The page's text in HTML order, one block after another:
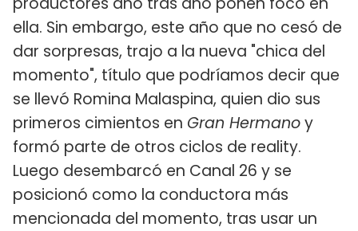
ella. Sin embargo, este año que no cesó de
dar sorpresas, trajo a la nueva "chica del
momento", título que podríamos decir que
se llevó Romina Malaspina, quien dio sus
primeros cimientos en Gran Hermanoy
formó parte de otros ciclos de reality.
Luego desembarcó en Canal 26 y se
posicionó como la conductora más
mencionada del momento, tras usar un